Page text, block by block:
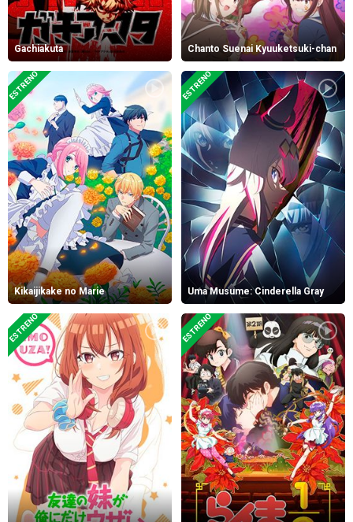
Gachiakuta Chanto Suenai Kyuuketsuki-chan
ESTRENO
Kikaijikake no Marie
ESTRENO
Uma Musume: Cinderella Gray
ESTRENO ESTRENO